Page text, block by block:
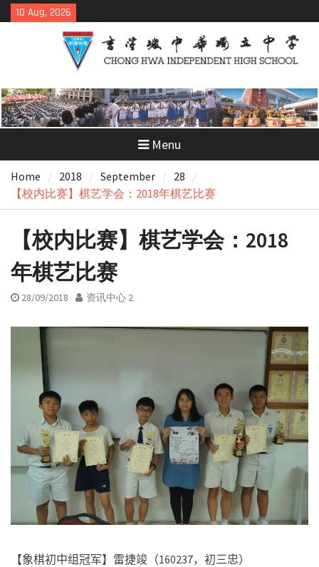
Skip
to
10 Aug, 2026
Menu
Home 2018 September
28
【校内比赛】棋艺学会：2018年棋艺比赛
【校内比赛】棋艺学会：2018
年棋艺比赛
28/09/2018 资讯中心 2
【象棋初中组冠军】雷捷竣（160237，初三忠）